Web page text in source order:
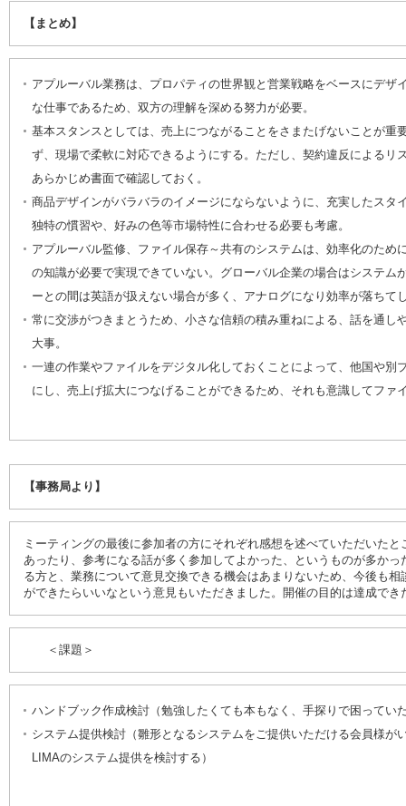
【まとめ】
アプルーバル業務は、プロパティの世界観と営業戦略をベースにデザ
な仕事であるため、双方の理解を深める努力が必要。
基本スタンスとしては、売上につながることをさまたげないことが重
ず、現場で柔軟に対応できるようにする。ただし、契約違反によるリ
あらかじめ書面で確認しておく。
商品デザインがバラバラのイメージにならないように、充実したスタ
独特の慣習や、好みの色等市場特性に合わせる必要も考慮。
アプルーバル監修、ファイル保存～共有のシステムは、効率化のため
の知識が必要で実現できていない。グローバル企業の場合はシステム
ーとの間は英語が扱えない場合が多く、アナログになり効率が落ちて
常に交渉がつきまとうため、小さな信頼の積み重ねによる、話を通し
大事。
一連の作業やファイルをデジタル化しておくことによって、他国や別
にし、売上げ拡大につなげることができるため、それも意識してファ
【事務局より】
ミーティングの最後に参加者の方にそれぞれ感想を述べていただいた
あったり、参考になる話が多く参加してよかった、というものが多か
る方と、業務について意見交換できる機会はあまりないため、今後も
ができたらいいなという意見もいただきました。開催の目的は達成でき
＜課題＞
ハンドブック作成検討（勉強したくても本もなく、手探りで困ってい
システム提供検討（雛形となるシステムをご提供いただける会員様が
LIMAのシステム提供を検討する）